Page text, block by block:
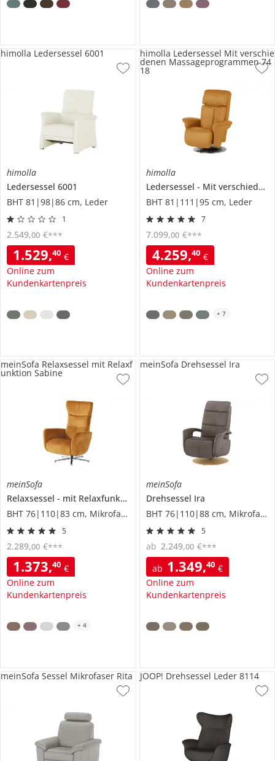
himolla
Ledersessel 6001
BHT 81|98|86 cm, Leder
1
1.529,40 €
Online zum
Kundenkartenpreis
2.549,00 €***
himolla Ledersessel 6001
himolla
Ledersessel
Mit verschiedenen Massageprogrammen
BHT 81|111|95 cm, Leder
7
4.259,40 €
Online zum
Kundenkartenpreis
7.099,00 €***
himolla Ledersessel Mit verschie
denen Massageprogrammen 74
18
+ 7
meinSofa
Relaxsessel
mit Relaxfunktion
Sabine
BHT 76|110|83 cm, Mikrofaser
5
1.373,40 €
Online zum
Kundenkartenpreis
2.289,00 €***
meinSofa Relaxsessel mit Relaxf
unktion Sabine
+ 4
meinSofa
Drehsessel Ira
BHT 76|110|88 cm, Mikrofaser
5
ab 1.349,40 €
Online zum
Kundenkartenpreis
ab 2.249,00 €***
meinSofa Drehsessel Ira
meinSofa Sessel Mikrofaser Rita JOOP! Drehsessel Leder 8114